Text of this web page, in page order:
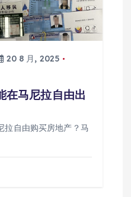
20 8 月, 2025
在马尼拉自由出
拉自由购买房地产？马